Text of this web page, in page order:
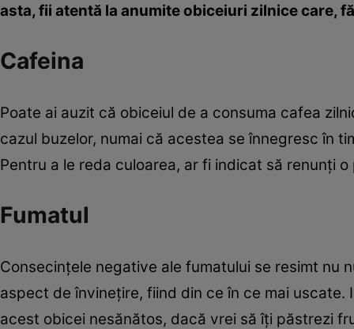
asta, fii atentă la anumite obiceiuri zilnice care,
Cafeina
Poate ai auzit că obiceiul de a consuma cafea
cazul buzelor, numai că acestea se înnegresc în
Pentru a le reda culoarea, ar fi indicat să renunţi
Fumatul
Consecinţele negative ale fumatului se resimt nu
aspect de învineţire, fiind din ce în ce mai
acest obicei nesănătos, dacă vrei să îţi păstrezi